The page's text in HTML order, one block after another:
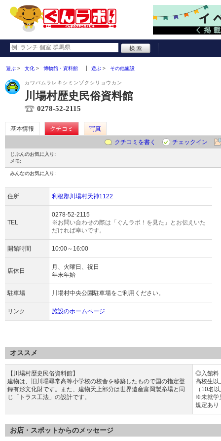
遊ぶ 文化 博物館・資料館 遊ぶ その他施設
カワバムラレキシミンゾクシリョウカン
川場村歴史民俗資料館
0278-52-2115
基本情報 クチコミ
写真
クチコミを書く
チェックイン
じぶんのお気に入り:
メモ:
みんなのお気に入り:
住所 利根郡川場村天神1122
TEL
0278-52-2115
※お問い合わせの際は「ぐんラボ！を見た」とお伝えいた
だければ幸いです。
開館時間 10:00～16:00
店休日
月、火曜日、祝日
年末年始
駐車場 川場村中央公園駐車場をご利用ください。
リンク 施設のホームページ
オススメ
【川場村歴史民俗資料館】
建物は、旧川場尋常高等小学校の校舎を移築したもので国の指定登
録有形文化財です。また、建物天上部分は世界遺産富岡製糸場と同
じ「トラス工法」の設計です。
◎入館料
高校生以
（10名
※未就学
規定あり
お店・スポットからのメッセージ